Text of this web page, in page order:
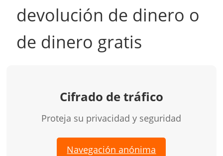
devolución de dinero o
de dinero gratis
Cifrado de tráfico
Proteja su privacidad y seguridad
Navegación anónima